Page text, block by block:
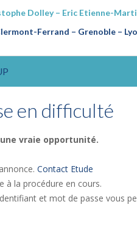
Dolley – Eric Etienne-
Ferrand – Grenoble –
en difficulté
vraie opportunité.
Contact Etude
à la procédure en cours.
et mot de passe vous